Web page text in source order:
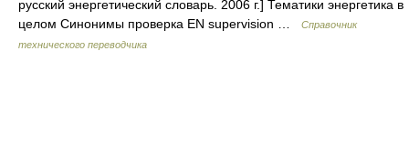
русский энергетический словарь. 2006 г.] Тематики энергетика в
целом Синонимы проверка EN supervision …
Справочник
технического переводчика